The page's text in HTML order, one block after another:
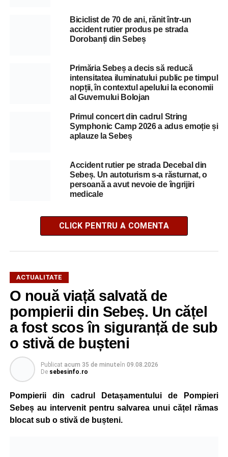
Biciclist de 70 de ani, rănit într-un
accident rutier produs pe strada
Dorobanți din Sebeș
Primăria Sebeș a decis să reducă
intensitatea iluminatului public pe timpul
nopții, în contextul apelului la economii
al Guvernului Bolojan
Primul concert din cadrul String
Symphonic Camp 2026 a adus emoție și
aplauze la Sebeș
Accident rutier pe strada Decebal din
Sebeș. Un autoturism s-a răsturnat, o
persoană a avut nevoie de îngrijiri
medicale
CLICK PENTRU A COMENTA
ACTUALITATE
O nouă viață salvată de
pompierii din Sebeș. Un cățel
a fost scos în siguranță de sub
o stivă de bușteni
Publicat acum 35 de minuteîn 09.08.2026
De sebesinfo.ro
Pompierii din cadrul Detașamentului de Pompieri
Sebeș au intervenit pentru salvarea unui cățel rămas
blocat sub o stivă de bușteni.